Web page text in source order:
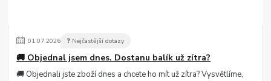
01.07.2026 ❓ Nejčastější dotazy
🚚 Objednal jsem dnes. Dostanu balík už zítra?
🚚 Objednali jste zboží dnes a chcete ho mít už zítra? Vysvětlíme,